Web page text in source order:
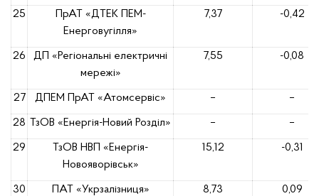
25
ПрАТ «ДТЕК ПЕМ-
Енерговугілля»
7,37 -0,42
26
ДП «Регіональні електричні
мережі»
7,55 -0,08
27 ДПЕМ ПрАТ «Атомсервiс» – –
28 ТзОВ «Енергія-Новий Розділ» – –
29
ТзОВ НВП «Енергія-
Новояворівськ»
15,12 -0,31
30 ПАТ «Укрзалізниця» 8,73 0,09